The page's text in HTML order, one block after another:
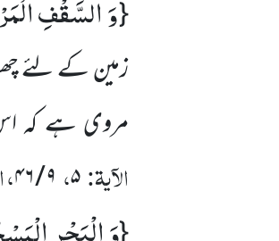
{وَ السَّقْفِ
زمین کے لئے
مروی ہے کہ
الآیۃ:۵، ۹ / ۴۶
وَ الْبَحْرِ